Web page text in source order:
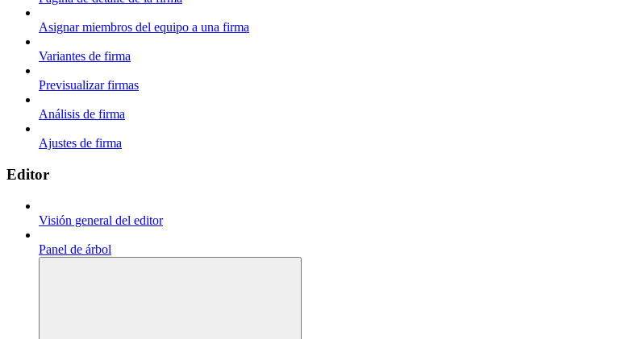
Asignar miembros del equipo a una firma
Variantes de firma
Previsualizar firmas
Análisis de firma
Ajustes de firma
Editor
Visión general del editor
Panel de árbol